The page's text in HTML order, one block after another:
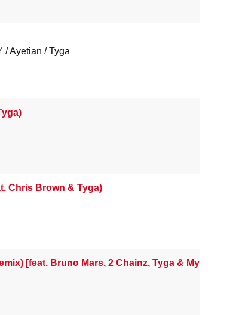
Ayetian Tyga
Chris Brown & Tyga)
[feat. Bruno Mars, 2 Chainz, Tyga & Mystic]